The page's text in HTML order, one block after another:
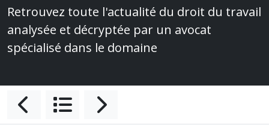
Retrouvez toute l'actualité du droit du travail
analysée et décryptée par un avocat
spécialisé dans le domaine